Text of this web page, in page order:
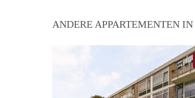
ANDERE APPARTEMENTEN IN